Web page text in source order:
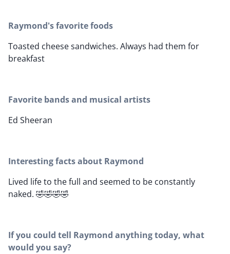
Raymond's favorite foods
Toasted cheese sandwiches. Always had them for
breakfast
Favorite bands and musical artists
Ed Sheeran
Interesting facts about Raymond
Lived life to the full and seemed to be constantly
naked. 🤣🤣🤣🤣
If you could tell Raymond anything today, what
would you say?